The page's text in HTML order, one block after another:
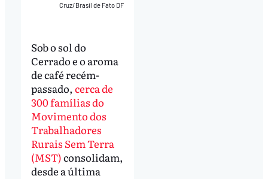
Cruz/Brasil de Fato DF
Sob o sol do
Cerrado e o aroma
de café recém-
passado, cerca de
300 famílias do
Movimento dos
Trabalhadores
Rurais Sem Terra
(MST)consolidam,
desde a última